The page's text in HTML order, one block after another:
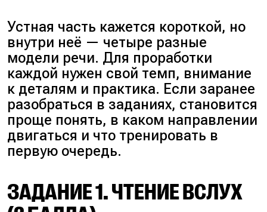
Устная часть кажется короткой, но
внутри неё — четыре разные
модели речи. Для проработки
каждой нужен свой темп, внимание
к деталям и практика. Если заранее
разобраться в заданиях, становится
проще понять, в каком направлении
двигаться и что тренировать в
первую очередь.
ЗАДАНИЕ 1. ЧТЕНИЕ ВСЛУХ